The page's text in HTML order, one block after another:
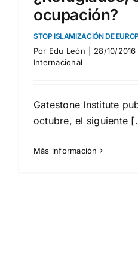
ocupación?
STOP ISLAMIZACIÓN DE
Por Edu León 28/10/2016
Internacional
Gatestone Institute
octubre, el siguiente
Más información